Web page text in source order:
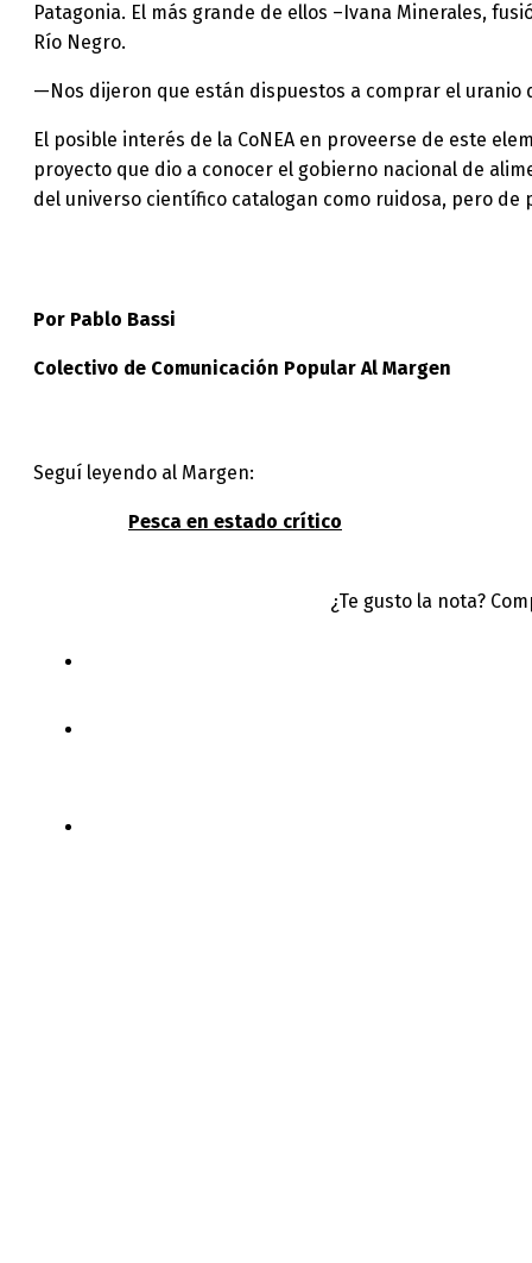
Patagonia. El más grande de ellos –Ivana Minerales,
Río Negro.
—Nos dijeron que están dispuestos a comprar el
El posible interés de la CoNEA en proveerse de este
proyecto que dio a conocer el gobierno nacional de
del universo científico catalogan como ruidosa, pero de
Por Pablo Bassi
Colectivo de Comunicación Popular Al Margen
Seguí leyendo al Margen:
Pesca en estado crítico
¿Te gusto la nota?